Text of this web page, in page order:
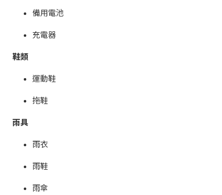
備用電池
充電器
鞋類
運動鞋
拖鞋
雨具
雨衣
雨鞋
雨傘